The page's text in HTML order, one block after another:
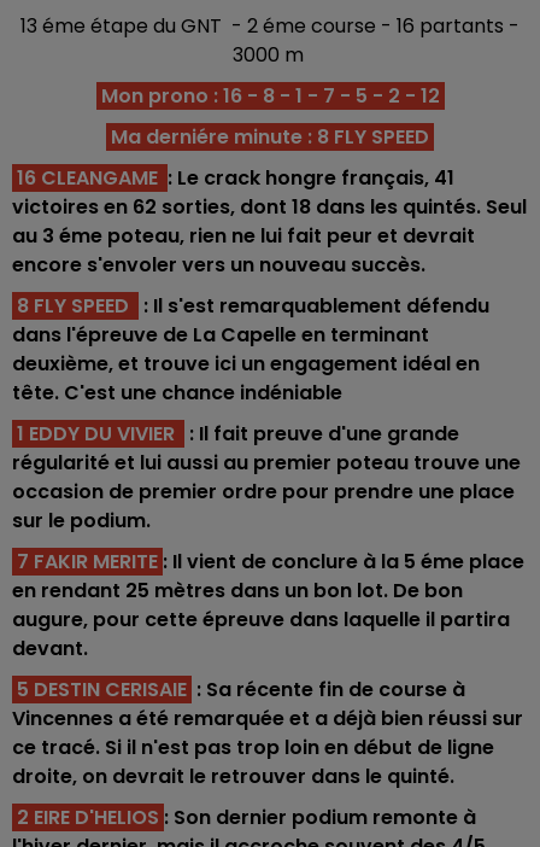
13 éme étape du GNT - 2 éme course - 16 partants -
3000 m
Mon prono : 16 - 8 - 1 - 7 - 5 - 2 - 12
Ma derniére minute : 8 FLY SPEED
16 CLEANGAME : Le crack hongre français, 41
victoires en 62 sorties, dont 18 dans les quintés. Seul
au 3 éme poteau, rien ne lui fait peur et devrait
encore s'envoler vers un nouveau succès.
8 FLY SPEED
: Il s'est remarquablement défendu
dans l'épreuve de La Capelle en terminant
deuxième, et trouve ici un engagement idéal en
tête. C'est une chance indéniable
1 EDDY DU VIVIER : Il fait preuve d'une grande
régularité et lui aussi au premier poteau trouve une
occasion de premier ordre pour prendre une place
sur le podium.
7 FAKIR MERITE : Il vient de conclure à la 5 éme place
en rendant 25 mètres dans un bon lot. De bon
augure, pour cette épreuve dans laquelle il partira
devant.
5 DESTIN CERISAIE : Sa récente fin de course à
Vincennes a été remarquée et a déjà bien réussi sur
ce tracé. Si il n'est pas trop loin en début de ligne
droite, on devrait le retrouver dans le quinté.
2 EIRE D'HELIOS : Son dernier podium remonte à